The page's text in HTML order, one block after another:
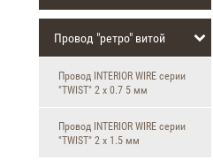
Провод "ретро" витой
Провод INTERIOR WIRE серии
"TWIST" 2 х 0.7 5 мм
Провод INTERIOR WIRE серии
"TWIST" 2 х 1.5 мм